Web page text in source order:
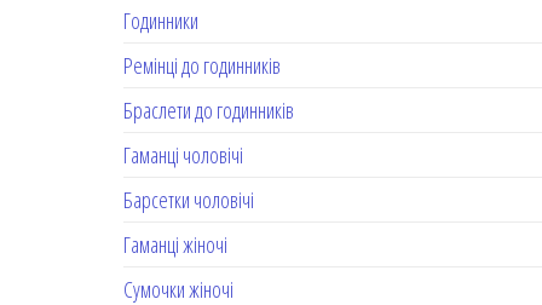
Годинники
Ремінці до годинників
Браслети до годинників
Гаманці чоловічі
Барсетки чоловічі
Гаманці жіночі
Сумочки жіночі